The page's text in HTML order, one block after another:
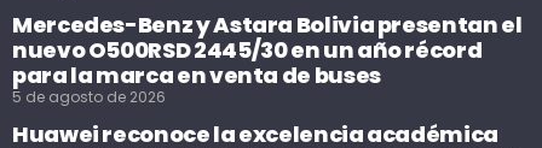
Mercedes-Benz y Astara Bolivia presentan el
nuevo O500RSD 2445/30 en un año récord
para la marca en venta de buses
5 de agosto de 2026
Huawei reconoce la excelencia académica